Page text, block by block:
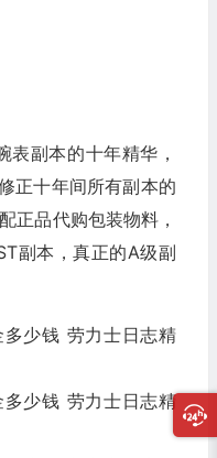
表副本的十年精华，
正十年间所有副本的
正品代购包装物料，
副本，真正的A级副